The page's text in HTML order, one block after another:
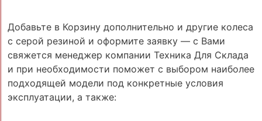
Добавьте в Корзину дополнительно и другие колеса
с серой резиной и оформите заявку — с Вами
свяжется менеджер компании Техника Для Склада
и при необходимости поможет с выбором наиболее
подходящей модели под конкретные условия
эксплуатации, а также: